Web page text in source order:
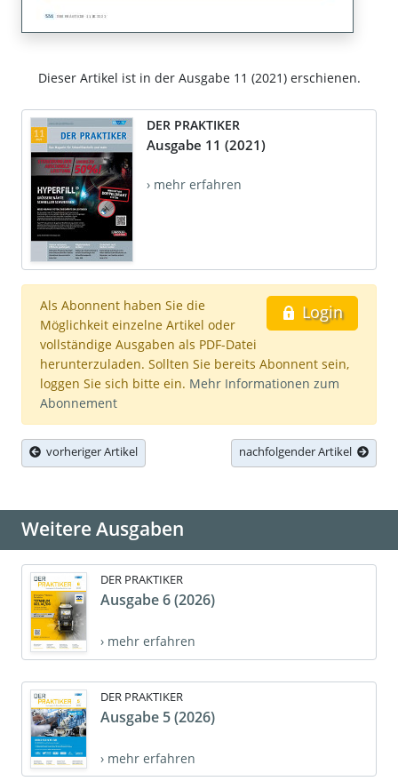
Dieser Artikel ist in der Ausgabe 11 (2021) erschienen.
DER PRAKTIKER
Ausgabe 11 (2021)
› mehr erfahren
Login
Als Abonnent haben Sie die
Möglichkeit einzelne Artikel oder
vollständige Ausgaben als PDF-Datei
herunterzuladen. Sollten Sie bereits Abonnent sein,
loggen Sie sich bitte ein. Mehr Informationen zum
Abonnement
vorheriger Artikel nachfolgender Artikel
Weitere Ausgaben
DER PRAKTIKER
Ausgabe 6 (2026)
› mehr erfahren
DER PRAKTIKER
Ausgabe 5 (2026)
› mehr erfahren